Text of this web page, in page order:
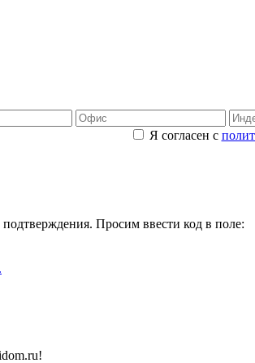
Я согласен с
Просим ввести код в поле: